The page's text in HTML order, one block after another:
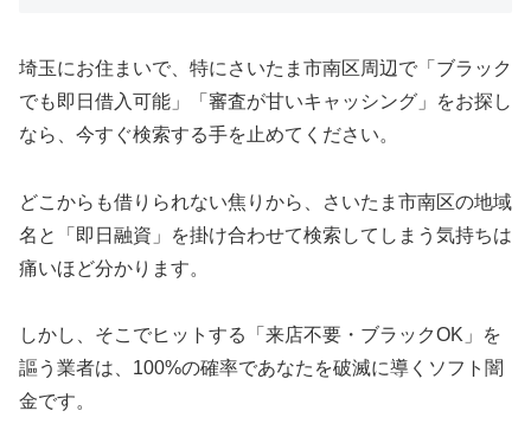
埼玉にお住まいで、特にさいたま市南区周辺で「ブラック
でも即日借入可能」「審査が甘いキャッシング」をお探し
なら、今すぐ検索する手を止めてください。
どこからも借りられない焦りから、さいたま市南区の地域
名と「即日融資」を掛け合わせて検索してしまう気持ちは
痛いほど分かります。
しかし、そこでヒットする「来店不要・ブラックOK」を
謳う業者は、100%の確率であなたを破滅に導くソフト闇
金です。